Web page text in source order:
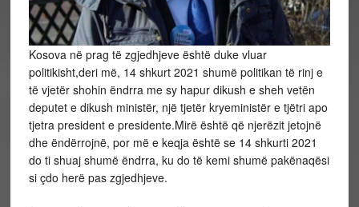
Kosova në prag të zgjedhjeve është duke vluar
politikisht,deri më, 14 shkurt 2021 shumë politikan të rinj e
të vjetër shohin ëndrra me sy hapur dikush e sheh vetën
deputet e dikush ministër, një tjetër kryeministër e tjëtri apo
tjetra president e presidente.Mirë është që njerëzit jetojnë
dhe ëndërrojnë, por më e keqja është se 14 shkurti 2021
do ti shuaj shumë ëndrra, ku do të kemi shumë pakënaqësi
si çdo herë pas zgjedhjeve.